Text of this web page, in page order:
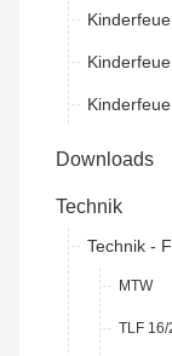
Downloads
Technik
Technik -
MTW
TLF 16/